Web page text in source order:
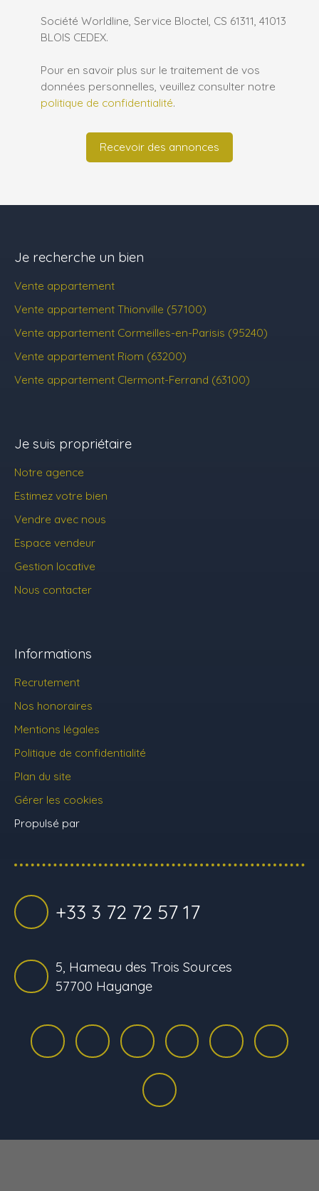
Société Worldline, Service Bloctel, CS 61311, 41013
BLOIS CEDEX.
Pour en savoir plus sur le traitement de vos
données personnelles, veuillez consulter notre
politique de confidentialité.
Recevoir des annonces
Je recherche un bien
Vente appartement
Vente appartement Thionville (57100)
Vente appartement Cormeilles-en-Parisis (95240)
Vente appartement Riom (63200)
Vente appartement Clermont-Ferrand (63100)
Je suis propriétaire
Notre agence
Estimez votre bien
Vendre avec nous
Espace vendeur
Gestion locative
Nous contacter
Informations
Recrutement
Nos honoraires
Mentions légales
Politique de confidentialité
Plan du site
Gérer les cookies
Propulsé par
+33 3 72 72 57 17
5, Hameau des Trois Sources
57700 Hayange